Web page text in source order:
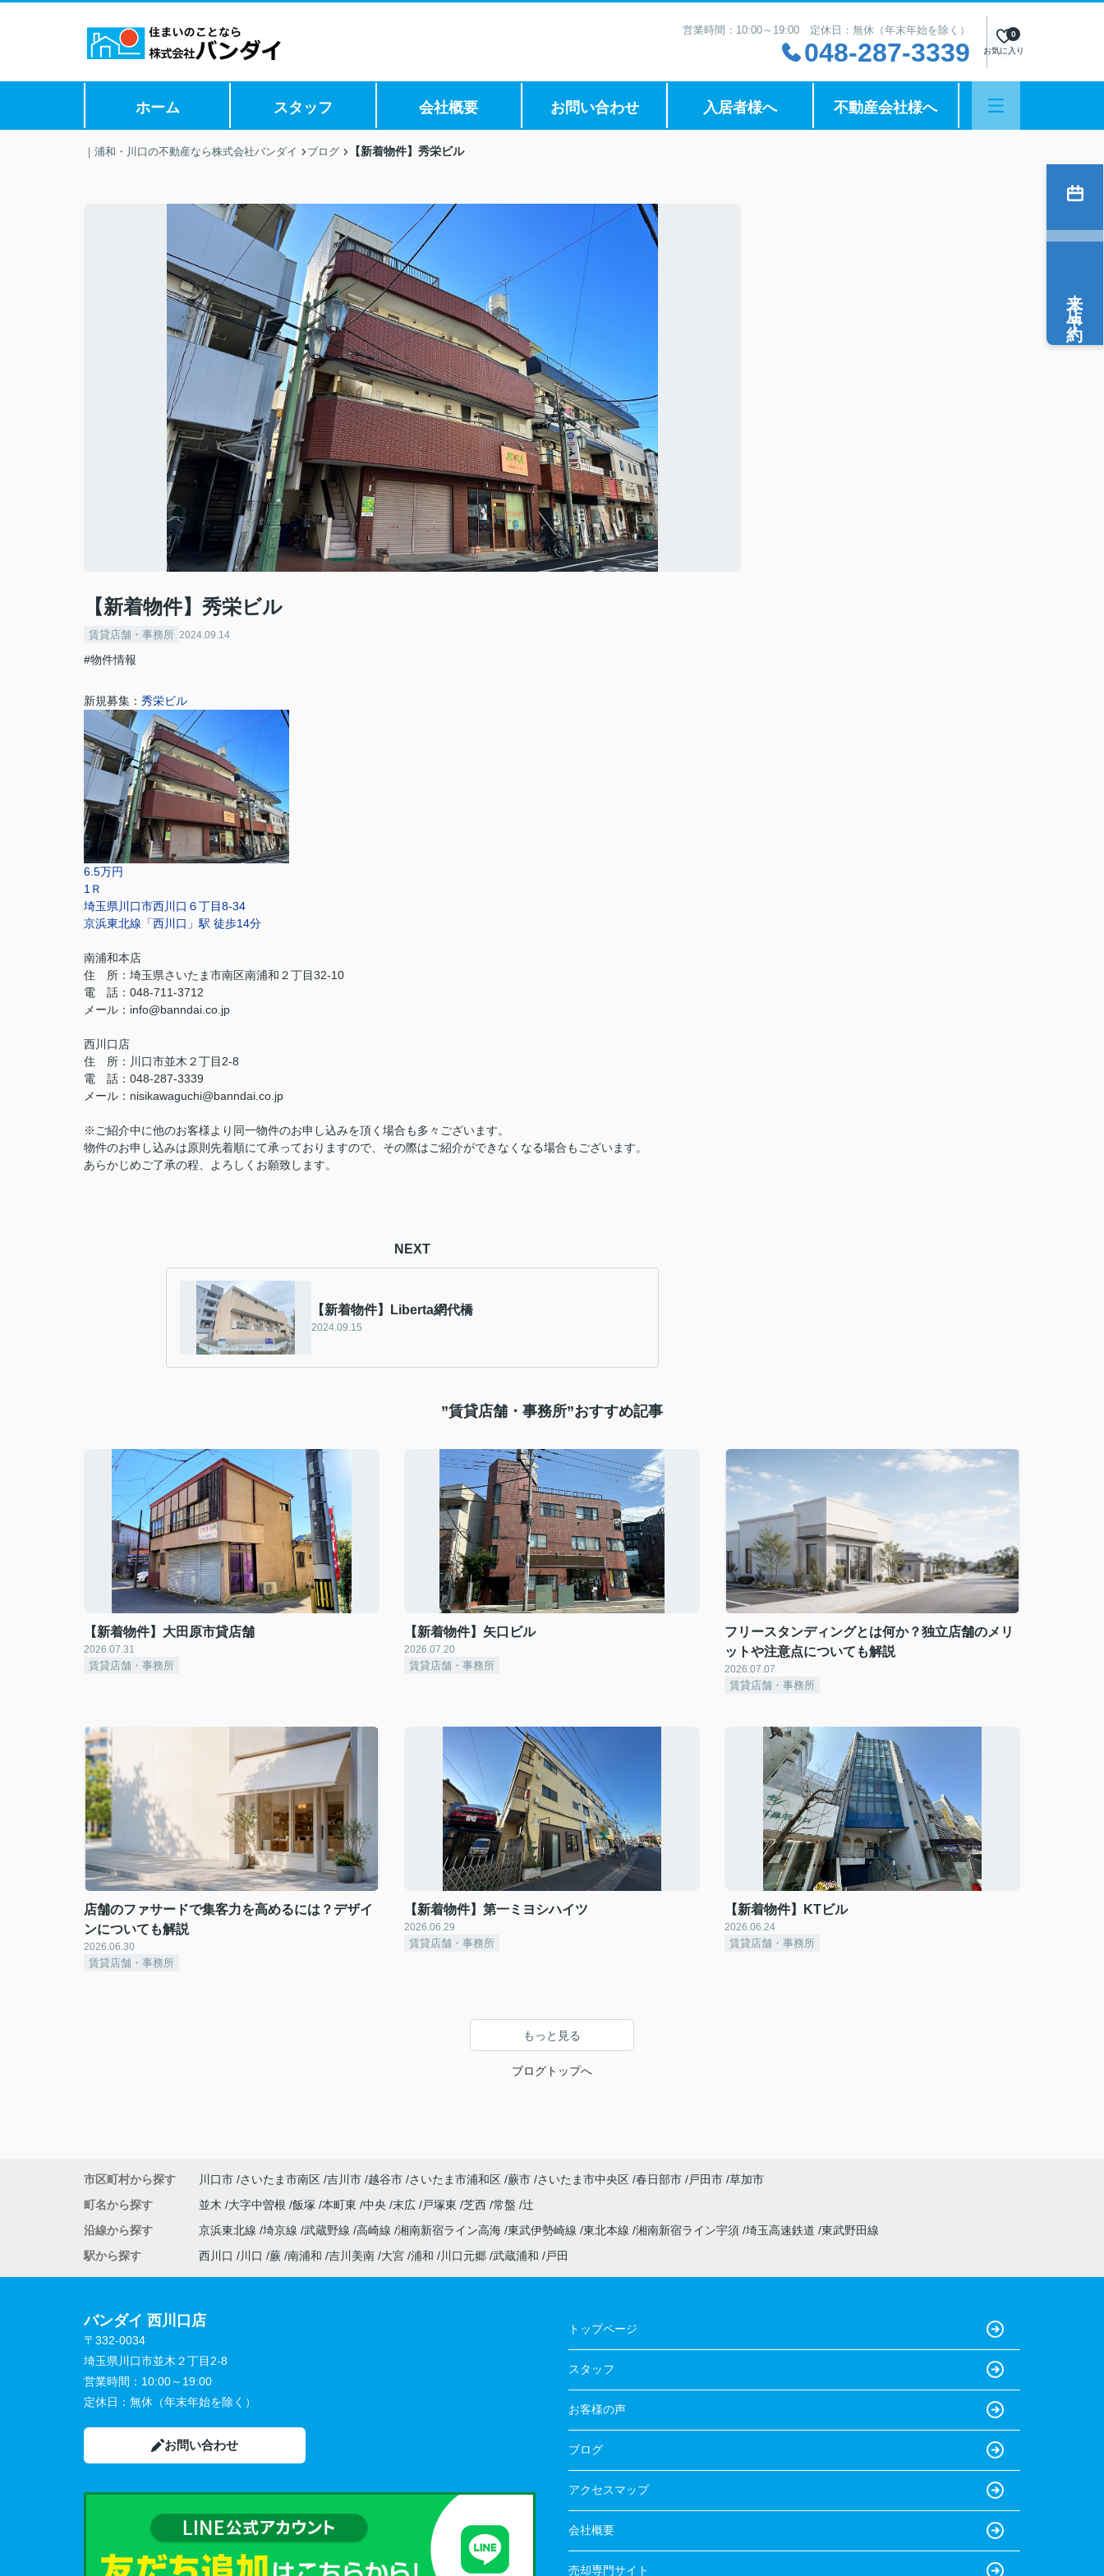
営業時間：10:00～19:00 定休日：無休（年末年始を除く）
048-287-3339 お気に入り
0
ホーム スタッフ 会社概要 お問い合わせ 入居者様へ 不動産会社様へ
｜浦和・川口の不動産なら株式会社バンダイ ブログ 【新着物件】秀栄ビル
【新着物件】秀栄ビル
賃貸店舗・事務所 2024.09.14
#物件情報
新規募集： 秀栄ビル
6.5万円
1Ｒ
埼玉県川口市西川口６丁目8-34
京浜東北線「西川口」駅 徒歩14分
南浦和本店
住 所： 埼玉県さいたま市南区南浦和２丁目32-10
電 話：048-711-3712
メール： info@banndai.co.jp
西川口店
住 所： 川口市並木２丁目2-8
電 話：048-287-3339
メール ： nisikawaguchi@banndai.co.jp
※ご紹介中に他のお客様より同一物件のお申し込みを頂く場合も多々ございます。
物件のお申し込みは原則先着順にて承っておりますので、その際はご紹介ができなくなる場合もございます。
あらかじめご了承の程、よろしくお願致します。
NEXT
【新着物件】Liberta網代橋
2024.09.15
”賃貸店舗・事務所”おすすめ記事
【新着物件】大田原市貸店舗
2026.07.31
賃貸店舗・事務所
【新着物件】矢口ビル
2026.07.20
賃貸店舗・事務所
フリースタンディングとは何か？独立店舗のメリ
ットや注意点についても解説
2026.07.07
賃貸店舗・事務所
店舗のファサードで集客力を高めるには？デザイ
ンについても解説
2026.06.30
賃貸店舗・事務所
【新着物件】第一ミヨシハイツ
2026.06.29
賃貸店舗・事務所
【新着物件】KTビル
2026.06.24
賃貸店舗・事務所
もっと見る
ブログトップへ
来店予約
市区町村から探す 川口市 さいたま市南区 吉川市 越谷市 さいたま市浦和区 蕨市 さいたま市中央区 春日部市 戸田市 草加市
町名から探す
並木 大字中曽根 飯塚 本町東 中央 末広 戸塚東 芝西 常盤 辻
沿線から探す
京浜東北線 埼京線 武蔵野線 高崎線 湘南新宿ライン高海 東武伊勢崎線 東北本線 湘南新宿ライン宇須 埼玉高速鉄道 東武野田線
駅から探す
西川口 川口 蕨 南浦和 吉川美南 大宮 浦和 川口元郷 武蔵浦和 戸田
バンダイ 西川口店
〒332-0034
埼玉県川口市並木２丁目2-8
営業時間： 10:00～19:00
定休日： 無休（年末年始を除く）
お問い合わせ
トップページ
スタッフ
お客様の声
ブログ
アクセスマップ
会社概要
売却専門サイト